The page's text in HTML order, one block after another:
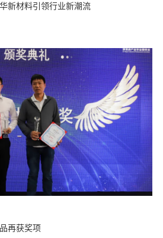
新材料引领行业新潮流
再获奖项